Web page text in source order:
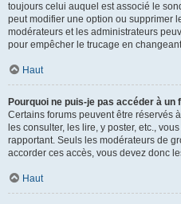
toujours celui auquel est associé le
peut modifier une option ou supprimer
modérateurs et les administrateurs
pour empêcher le trucage en
Haut
Pourquoi ne puis-je pas accéder à un
Certains forums peuvent être réservés
les consulter, les lire, y poster, etc.,
rapportant. Seuls les modérateurs de
accorder ces accès, vous devez donc
Haut